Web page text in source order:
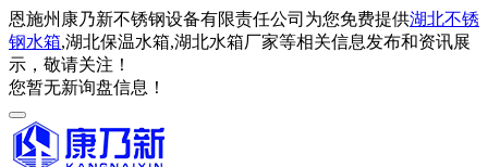
恩施州康乃新不锈钢设备有限责任公司为您免费提供湖北不锈
钢水箱,湖北保温水箱,湖北水箱厂家等相关信息发布和资讯展
示，敬请关注！
您暂无新询盘信息！